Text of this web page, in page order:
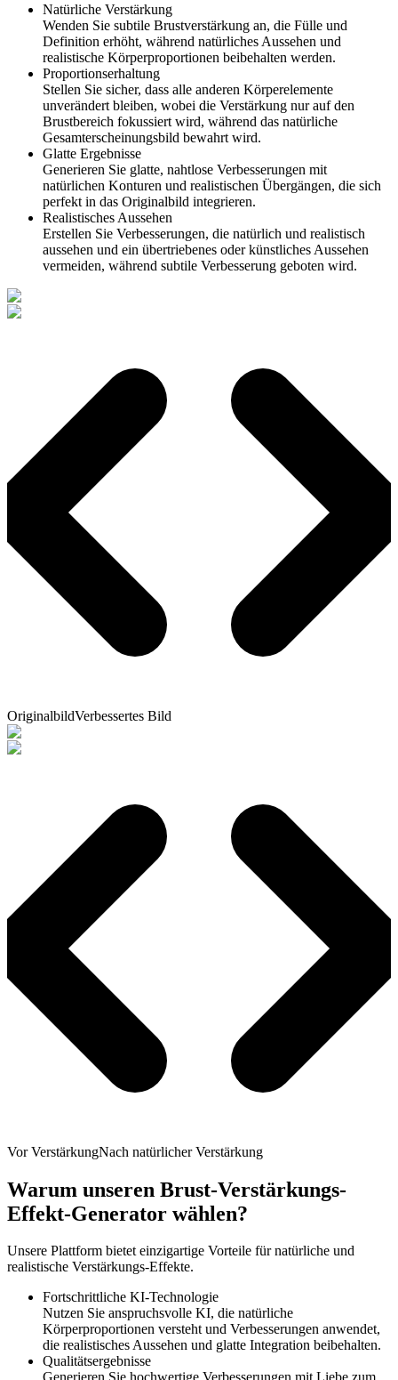
Natürliche Verstärkung
Wenden Sie subtile Brustverstärkung an, die Fülle und
Definition erhöht, während natürliches Aussehen und
realistische Körperproportionen beibehalten werden.
Proportionserhaltung
Stellen Sie sicher, dass alle anderen Körperelemente
unverändert bleiben, wobei die Verstärkung nur auf den
Brustbereich fokussiert wird, während das natürliche
Gesamterscheinungsbild bewahrt wird.
Glatte Ergebnisse
Generieren Sie glatte, nahtlose Verbesserungen mit
natürlichen Konturen und realistischen Übergängen, die sich
perfekt in das Originalbild integrieren.
Realistisches Aussehen
Erstellen Sie Verbesserungen, die natürlich und realistisch
aussehen und ein übertriebenes oder künstliches Aussehen
vermeiden, während subtile Verbesserung geboten wird.
OriginalbildVerbessertes Bild
Vor VerstärkungNach natürlicher Verstärkung
Warum unseren Brust-Verstärkungs-
Effekt-Generator wählen?
Unsere Plattform bietet einzigartige Vorteile für natürliche und
realistische Verstärkungs-Effekte.
Fortschrittliche KI-Technologie
Nutzen Sie anspruchsvolle KI, die natürliche
Körperproportionen versteht und Verbesserungen anwendet,
die realistisches Aussehen und glatte Integration beibehalten.
Qualitätsergebnisse